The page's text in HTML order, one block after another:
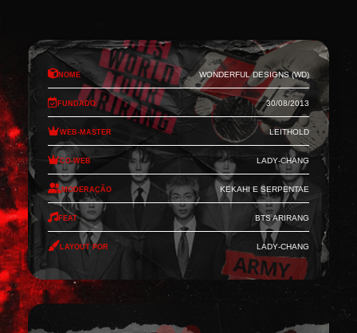
Nome Wonderful Designs (WD)
Fundado 30/08/2013
Web-Master Leithold
Co-Web Lady-Chang
Moderação Kekahi e Serpentae
Feat BTS Arirang
Layout por Lady-Chang